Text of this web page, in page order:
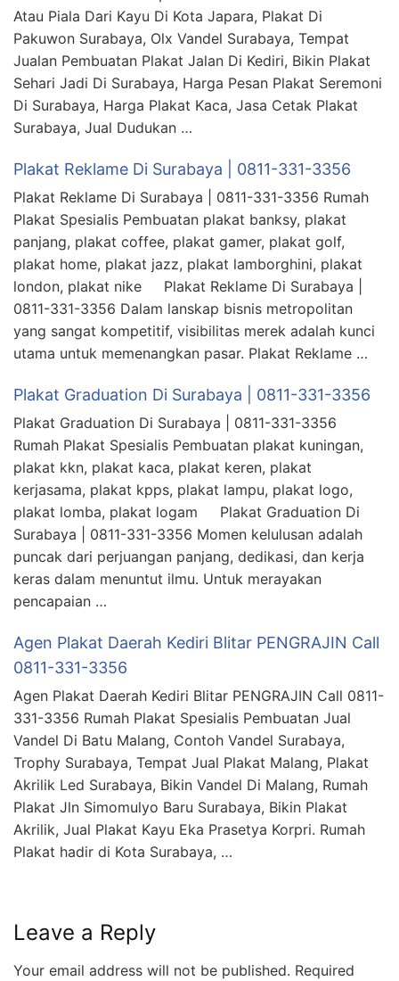
Atau Piala Dari Kayu Di Kota Japara, Plakat Di
Pakuwon Surabaya, Olx Vandel Surabaya, Tempat
Jualan Pembuatan Plakat Jalan Di Kediri, Bikin Plakat
Sehari Jadi Di Surabaya, Harga Pesan Plakat Seremoni
Di Surabaya, Harga Plakat Kaca, Jasa Cetak Plakat
Surabaya, Jual Dudukan …
Plakat Reklame Di Surabaya | 0811-331-3356
Plakat Reklame Di Surabaya | 0811-331-3356 Rumah
Plakat Spesialis Pembuatan plakat banksy, plakat
panjang, plakat coffee, plakat gamer, plakat golf,
plakat home, plakat jazz, plakat lamborghini, plakat
london, plakat nike Plakat Reklame Di Surabaya |
0811-331-3356 Dalam lanskap bisnis metropolitan
yang sangat kompetitif, visibilitas merek adalah kunci
utama untuk memenangkan pasar. Plakat Reklame …
Plakat Graduation Di Surabaya | 0811-331-3356
Plakat Graduation Di Surabaya | 0811-331-3356
Rumah Plakat Spesialis Pembuatan plakat kuningan,
plakat kkn, plakat kaca, plakat keren, plakat
kerjasama, plakat kpps, plakat lampu, plakat logo,
plakat lomba, plakat logam Plakat Graduation Di
Surabaya | 0811-331-3356 Momen kelulusan adalah
puncak dari perjuangan panjang, dedikasi, dan kerja
keras dalam menuntut ilmu. Untuk merayakan
pencapaian …
Agen Plakat Daerah Kediri Blitar PENGRAJIN Call
0811-331-3356
Agen Plakat Daerah Kediri Blitar PENGRAJIN Call 0811-
331-3356 Rumah Plakat Spesialis Pembuatan Jual
Vandel Di Batu Malang, Contoh Vandel Surabaya,
Trophy Surabaya, Tempat Jual Plakat Malang, Plakat
Akrilik Led Surabaya, Bikin Vandel Di Malang, Rumah
Plakat Jln Simomulyo Baru Surabaya, Bikin Plakat
Akrilik, Jual Plakat Kayu Eka Prasetya Korpri. Rumah
Plakat hadir di Kota Surabaya, …
Leave a Reply
Your email address will not be published. Required